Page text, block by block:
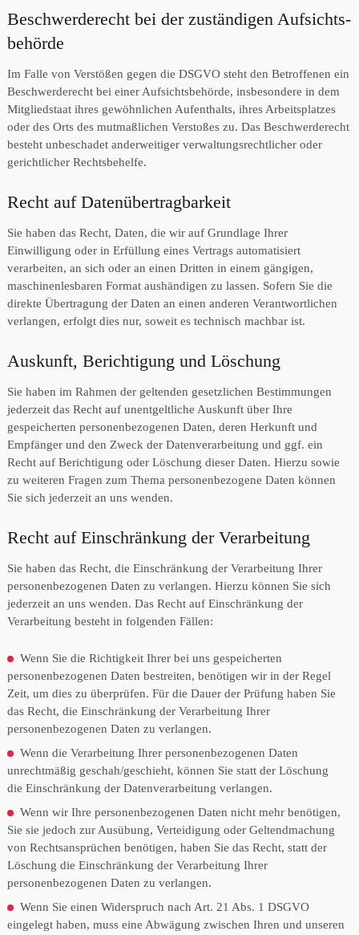
Beschwerde­recht bei der zuständigen Aufsichts­
behörde
Im Falle von Verstößen gegen die DSGVO steht den Betroffenen ein
Beschwerderecht bei einer Aufsichtsbehörde, insbesondere in dem
Mitgliedstaat ihres gewöhnlichen Aufenthalts, ihres Arbeitsplatzes
oder des Orts des mutmaßlichen Verstoßes zu. Das Beschwerderecht
besteht unbeschadet anderweitiger verwaltungsrechtlicher oder
gerichtlicher Rechtsbehelfe.
Recht auf Daten­übertrag­barkeit
Sie haben das Recht, Daten, die wir auf Grundlage Ihrer
Einwilligung oder in Erfüllung eines Vertrags automatisiert
verarbeiten, an sich oder an einen Dritten in einem gängigen,
maschinenlesbaren Format aushändigen zu lassen. Sofern Sie die
direkte Übertragung der Daten an einen anderen Verantwortlichen
verlangen, erfolgt dies nur, soweit es technisch machbar ist.
Auskunft, Berichtigung und Löschung
Sie haben im Rahmen der geltenden gesetzlichen Bestimmungen
jederzeit das Recht auf unentgeltliche Auskunft über Ihre
gespeicherten personenbezogenen Daten, deren Herkunft und
Empfänger und den Zweck der Datenverarbeitung und ggf. ein
Recht auf Berichtigung oder Löschung dieser Daten. Hierzu sowie
zu weiteren Fragen zum Thema personenbezogene Daten können
Sie sich jederzeit an uns wenden.
Recht auf Einschränkung der Verarbeitung
Sie haben das Recht, die Einschränkung der Verarbeitung Ihrer
personenbezogenen Daten zu verlangen. Hierzu können Sie sich
jederzeit an uns wenden. Das Recht auf Einschränkung der
Verarbeitung besteht in folgenden Fällen:
Wenn Sie die Richtigkeit Ihrer bei uns gespeicherten
personenbezogenen Daten bestreiten, benötigen wir in der Regel
Zeit, um dies zu überprüfen. Für die Dauer der Prüfung haben Sie
das Recht, die Einschränkung der Verarbeitung Ihrer
personenbezogenen Daten zu verlangen.
Wenn die Verarbeitung Ihrer personenbezogenen Daten
unrechtmäßig geschah/geschieht, können Sie statt der Löschung
die Einschränkung der Datenverarbeitung verlangen.
Wenn wir Ihre personenbezogenen Daten nicht mehr benötigen,
Sie sie jedoch zur Ausübung, Verteidigung oder Geltendmachung
von Rechtsansprüchen benötigen, haben Sie das Recht, statt der
Löschung die Einschränkung der Verarbeitung Ihrer
personenbezogenen Daten zu verlangen.
Wenn Sie einen Widerspruch nach Art. 21 Abs. 1 DSGVO
eingelegt haben, muss eine Abwägung zwischen Ihren und unseren